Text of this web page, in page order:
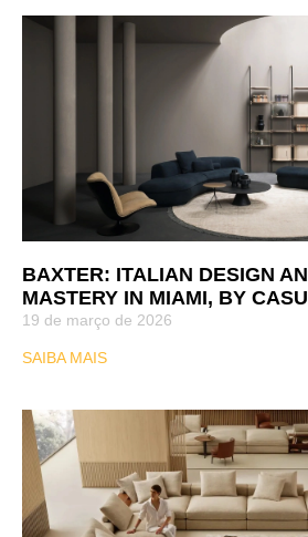
BAXTER: ITALIAN DESIGN
MASTERY IN MIAMI, BY
19 de março de 2026
SAIBA MAIS